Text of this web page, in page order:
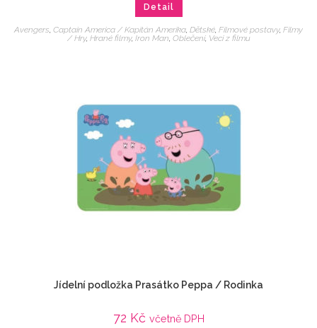
Detail
Avengers, Captain America / Kapitán Amerika, Dětské, Filmové postavy, Filmy
/ Hry, Hrané filmy, Iron Man, Oblečení, Veci z filmu
Jídelní podložka Prasátko Peppa / Rodinka
72 Kč včetně DPH